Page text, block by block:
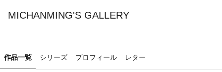
MICHANMING'S GALLERY
作品一覧 シリーズ プロフィール レター